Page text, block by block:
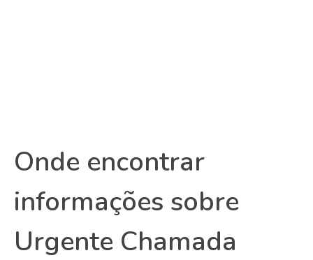
Onde encontrar
informações sobre
Urgente Chamada